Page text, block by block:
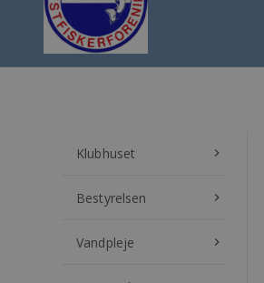
Klubhuset keyboard_arrow_right
Bestyrelsen keyboard_arrow_right
Vandpleje keyboard_arrow_right